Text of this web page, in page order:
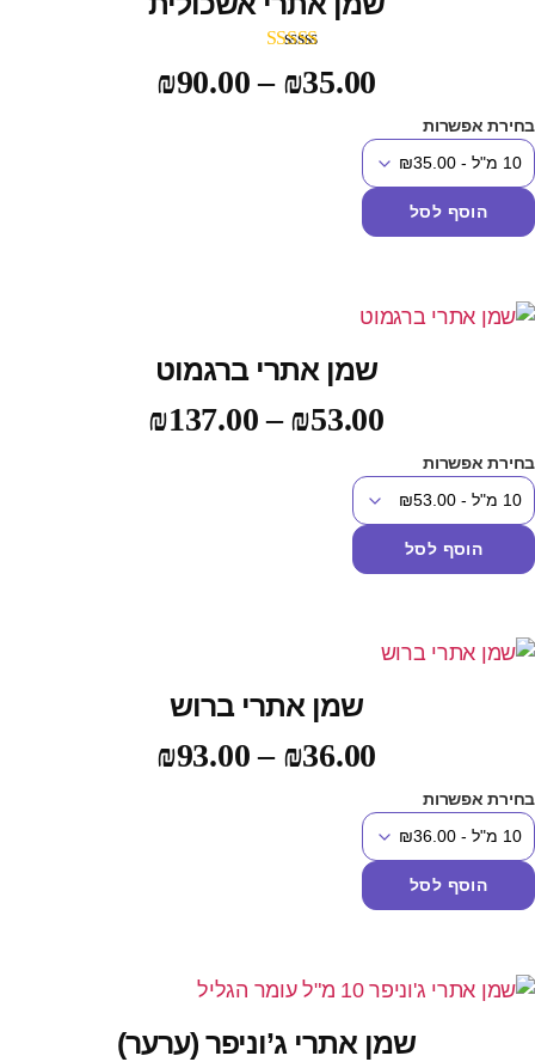
מתוך 5
₪35.00
–
₪90.00
אפשרות
הוסף לסל
שמן אתרי ברגמוט
₪53.00
–
₪137.00
אפשרות
הוסף לסל
שמן אתרי ברוש
₪36.00
–
₪93.00
אפשרות
הוסף לסל
שמן אתרי ג’וניפר (ערער)